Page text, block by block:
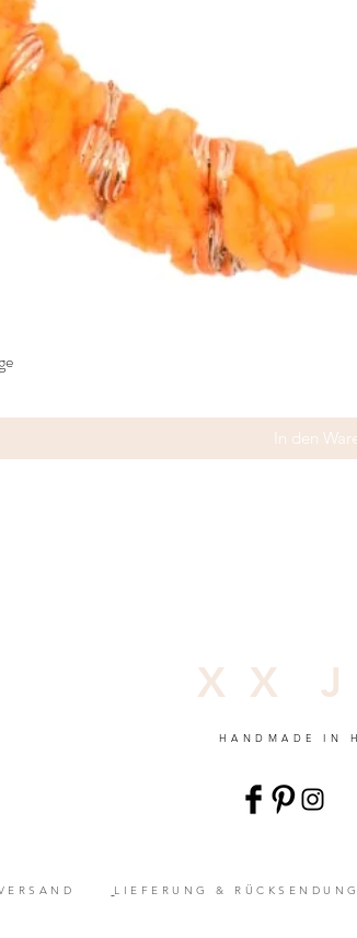
In den
X X J
HANDMADE IN
LIEFERUNG & RÜCKSENDUNG